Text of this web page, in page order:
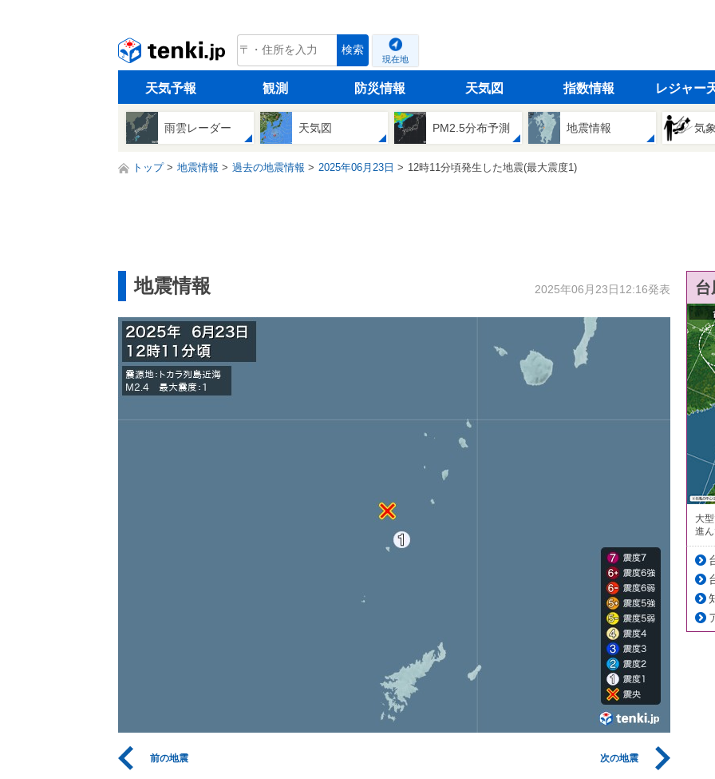
tenki.jp 検索
現在地
天気予報 観測 防災情報 天気図 指数情報 レジャー
雨雲レーダー 天気図 PM2.5分布予測 地震情報 気
トップ 地震情報 過去の地震情報 2025年06月23日 12時11分頃発生した地震(最大震度1)
地震情報 2025年06月23日12:16発表
前の地震 次の地震
大
進